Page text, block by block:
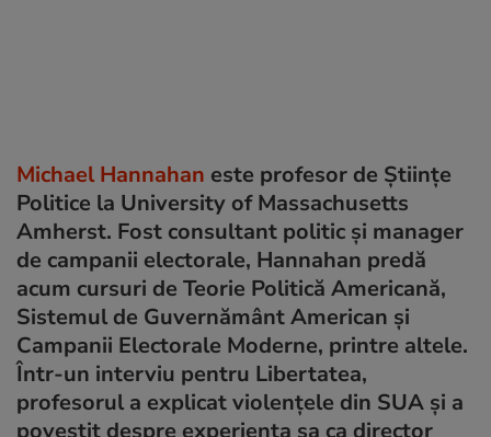
Michael Hannahan este profesor de Științe
Politice la University of Massachusetts
Amherst. Fost consultant politic și manager
de campanii electorale, Hannahan predă
acum cursuri de Teorie Politică Americană,
Sistemul de Guvernământ American și
Campanii Electorale Moderne, printre altele.
Într-un interviu pentru Libertatea,
profesorul a explicat violențele din SUA și a
povestit despre experiența sa ca director